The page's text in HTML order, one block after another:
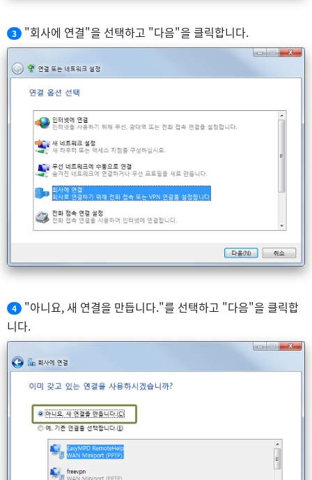
3 "회사에 연결"을 선택하고 "다음"을 클릭합니다.
4
"아니요, 새 연결을 만듭니다."를 선택하고 "다음"을 클릭합
니다.